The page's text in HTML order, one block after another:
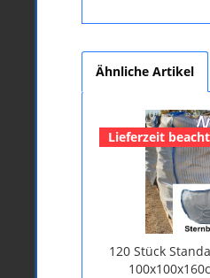
Ähnliche Artikel
Lieferzeit
120 Stück